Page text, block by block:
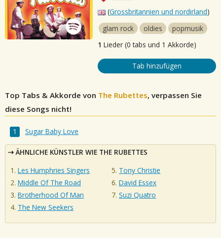
(Grossbritannien und nordirland)
glam rock
oldies
popmusik
1 Lieder (0 tabs und 1 Akkorde)
Tab hinzufügen
Top Tabs & Akkorde von The Rubettes, verpassen Sie
diese Songs nicht!
Sugar Baby Love
ÄHNLICHE KÜNSTLER WIE THE RUBETTES
Les Humphries Singers
Middle Of The Road
Brotherhood Of Man
The New Seekers
Tony Christie
David Essex
Suzi Quatro